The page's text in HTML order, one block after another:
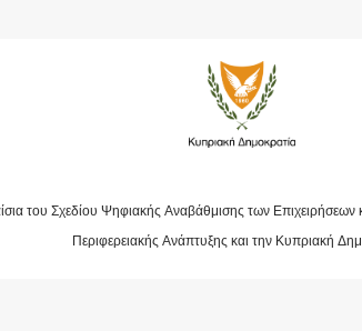
του Σχεδίου Ψηφιακής Αναβάθμισης των Επιχειρήσεων
Περιφερειακής Ανάπτυξης και την Κυπριακή